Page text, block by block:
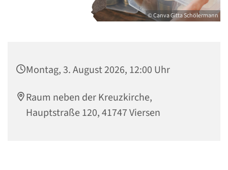
© Canva Gitta Schölermann
Montag, 3. August 2026, 12:00 Uhr
Raum neben der Kreuzkirche,
Hauptstraße 120, 41747 Viersen